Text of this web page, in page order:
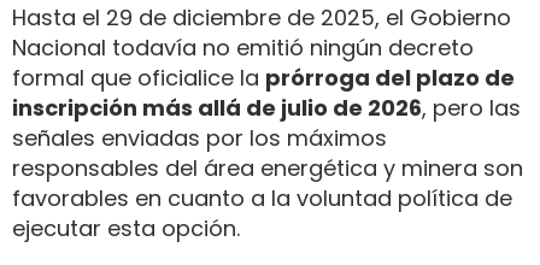
Hasta el 29 de diciembre de 2025, el Gobierno
Nacional todavía no emitió ningún decreto
formal que oficialice la prórroga del plazo de
inscripción más allá de julio de 2026, pero las
señales enviadas por los máximos
responsables del área energética y minera son
favorables en cuanto a la voluntad política de
ejecutar esta opción.